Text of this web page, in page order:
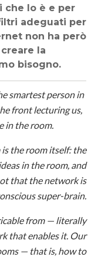
che lo è e per
adeguati per
non ha però
la
bisogno.
smartest person in
front lecturing us,
in the room.
the room itself: the
in the room, and
that the network is
super-brain.
from — literally
that enables it. Our
— that is, how to